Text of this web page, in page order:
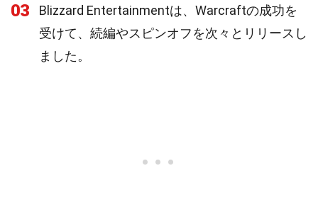
03
Blizzard Entertainmentは、Warcraftの成功を
受けて、続編やスピンオフを次々とリリースし
ました。